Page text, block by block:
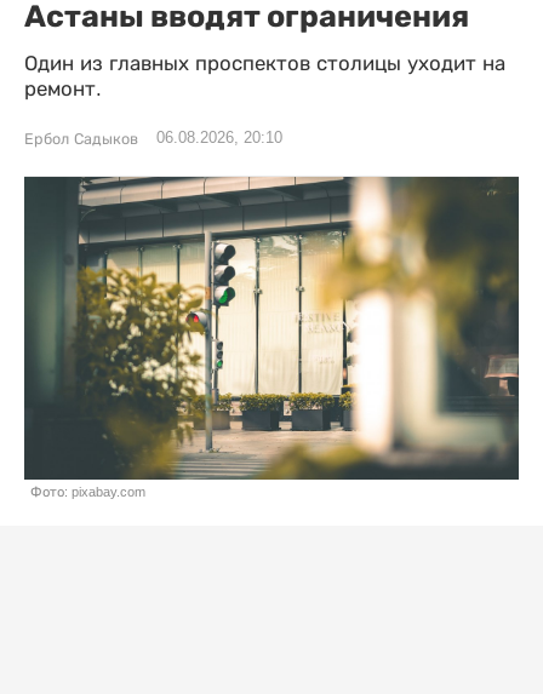
Астаны вводят ограничения
Один из главных проспектов столицы уходит на
ремонт.
Ербол Садыков 06.08.2026, 20:10
Фото: pixabay.com